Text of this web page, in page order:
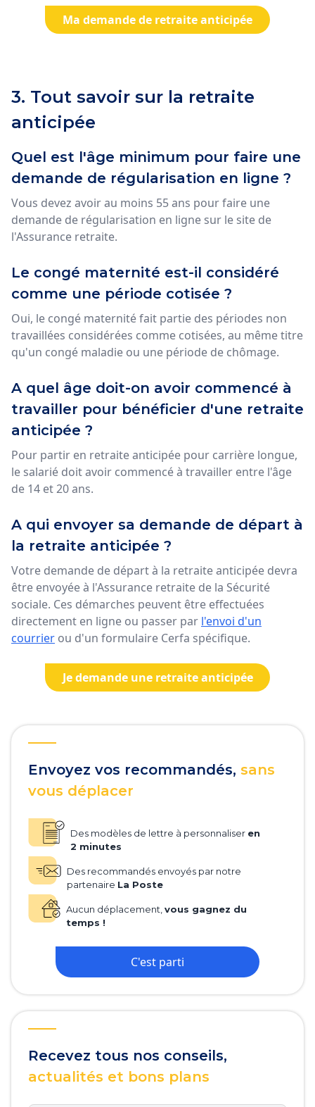
Envoyez vos recommandés, sans
vous déplacer
Des modèles de lettre à personnaliser en
2 minutes
Des recommandés envoyés par notre
partenaire La Poste
Aucun déplacement, vous gagnez du
temps !
C'est parti
Recevez tous nos conseils,
actualités et bons plans
Ma demande de retraite anticipée
3. Tout savoir sur la retraite
anticipée
Quel est l'âge minimum pour faire une
demande de régularisation en ligne ?
Vous devez avoir au moins 55 ans pour faire une
demande de régularisation en ligne sur le site de
l'Assurance retraite.
Le congé maternité est-il considéré
comme une période cotisée ?
Oui, le congé maternité fait partie des périodes non
travaillées considérées comme cotisées, au même titre
qu'un congé maladie ou une période de chômage.
A quel âge doit-on avoir commencé à
travailler pour bénéficier d'une retraite
anticipée ?
Pour partir en retraite anticipée pour carrière longue,
le salarié doit avoir commencé à travailler entre l'âge
de 14 et 20 ans.
A qui envoyer sa demande de départ à
la retraite anticipée ?
Votre demande de départ à la retraite anticipée devra
être envoyée à l'Assurance retraite de la Sécurité
sociale. Ces démarches peuvent être effectuées
directement en ligne ou passer par l'envoi d'un
courrier ou d'un formulaire Cerfa spécifique.
Je demande une retraite anticipée